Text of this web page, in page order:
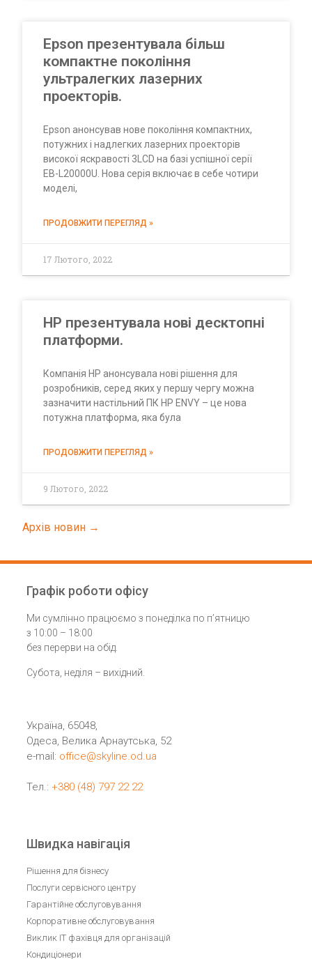
Epson презентувала більш
компактне покоління
ультралегких лазерних
проекторів.
Epson анонсував нове покоління компактних,
потужних і надлегких лазерних проекторів
високої яскравості 3LCD на базі успішної серії
EB-L20000U. Нова серія включає в себе чотири
моделі,
ПРОДОВЖИТИ ПЕРЕГЛЯД »
17 Лютого, 2022
HP презентувала нові десктопні
платформи.
Компанія HP анонсувала нові рішення для
розробників, серед яких у першу чергу можна
зазначити настільний ПК HP ENVY – це нова
потужна платформа, яка була
ПРОДОВЖИТИ ПЕРЕГЛЯД »
9 Лютого, 2022
Архів новин →
Графік роботи офісу
Ми сумлінно працюємо з понеділка по п’ятницю
з 10:00 – 18:00
без перерви на обід.
Субота, неділя – вихідний.
Україна, 65048,
Одеса, Велика Арнаутська, 52
e-mail: office@skyline.od.ua
Тел.: +380 (48) 797 22 22
Швидка навігація
Рішення для бізнесу
Послуги сервісного центру
Гарантійне обслуговування
Корпоративне обслуговування
Виклик IT фахівця для організацій
Кондиціонери